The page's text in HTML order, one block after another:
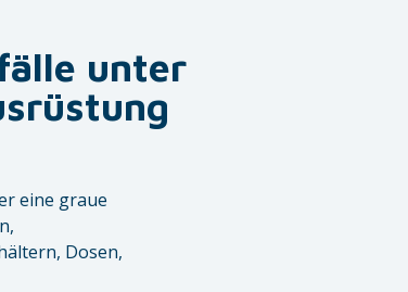
unter
eine graue
Dosen,